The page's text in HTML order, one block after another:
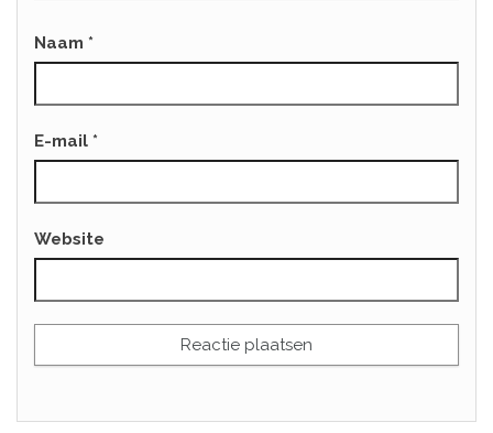
Naam *
E-mail *
Website